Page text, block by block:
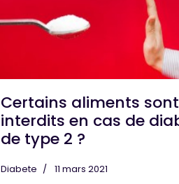
Certains aliments
interdits en cas de
de type 2 ?
Diabete
11 mars 2021